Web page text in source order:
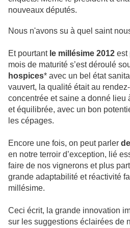
nouveaux députés.
Nous n'avons su à quel saint
Et pourtant le millésime 2012 est
mois de maturité s’est déroulé
hospices* avec un bel état
vauvert, la qualité était au
concentrée et saine a donné lieu
et équilibrée, avec un bon
les cépages.
Encore une fois, on peut parler
en notre terroir d’exception, lié
faire de nos vignerons et plus
grande adaptabilité et réactivité
millésime.
Ceci écrit, la grande innovation
sur les suggestions éclairées de